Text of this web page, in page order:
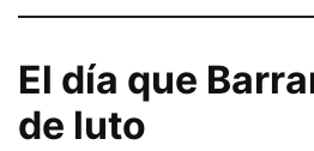
El día que
de luto